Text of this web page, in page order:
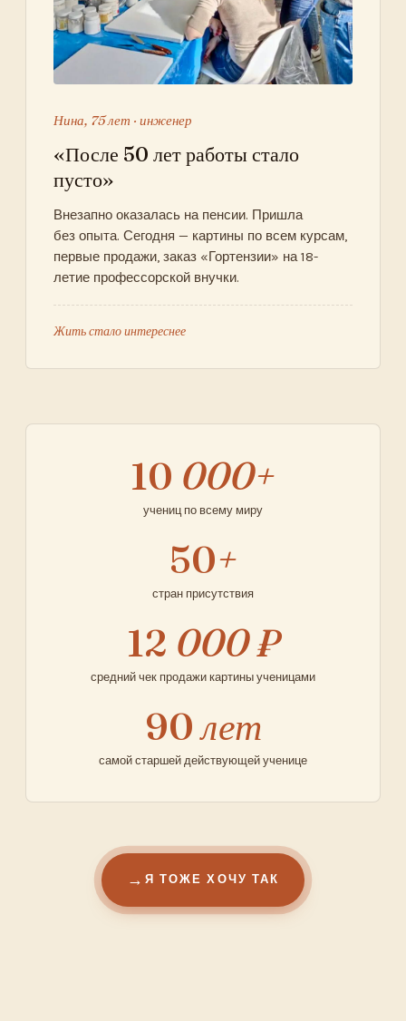
Нина, 75 лет · инженер
«После 50 лет работы стало
пусто»
Внезапно оказалась на пенсии. Пришла
без опыта. Сегодня — картины по всем курсам,
первые продажи, заказ «Гортензии» на 18-
летие профессорской внучки.
Жить стало интереснее
10 000+
учениц по всему миру
50+
стран присутствия
12 000 ₽
средний чек продажи картины ученицами
90лет
самой старшей действующей ученице
Я ТОЖЕ ХОЧУ ТАК